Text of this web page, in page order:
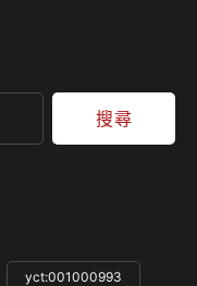
搜尋
yct:001000993